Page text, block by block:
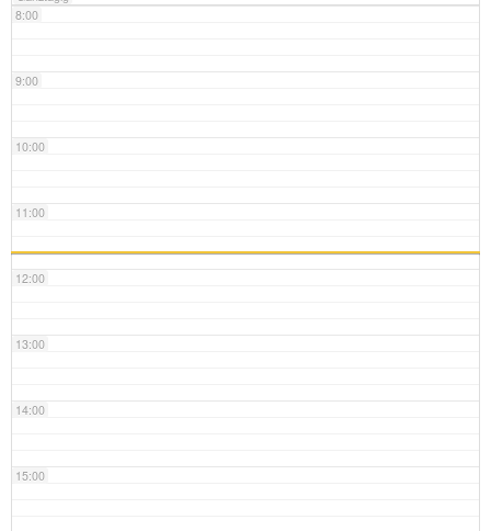
8:00
9:00
10:00
11:00
12:00
13:00
14:00
15:00